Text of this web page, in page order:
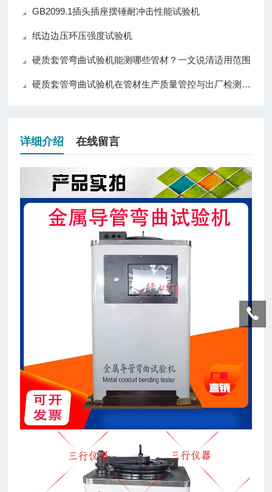
GB2099.1插头插座摆锤耐冲击性能试验机
纸边边压环压强度试验机
硬质套管弯曲试验机能测哪些管材？一文说清适用范围
硬质套管弯曲试验机在管材生产质量管控与出厂检测中的应用实践
详细介绍 在线留言